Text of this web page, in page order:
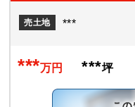
売土地 ***
***万円 ***坪